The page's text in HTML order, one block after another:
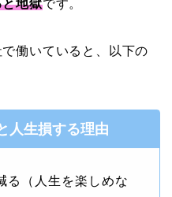
地獄です。
働いていると、以下の
人生損する理由
る（人生を楽しめな